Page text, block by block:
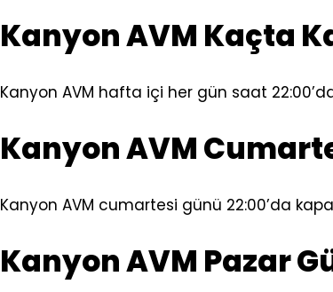
Kanyon AVM Kaçta
Kanyon AVM hafta içi her gün saat
Kanyon AVM
Kanyon AVM cumartesi günü 22:00’da
Kanyon AVM Pazar